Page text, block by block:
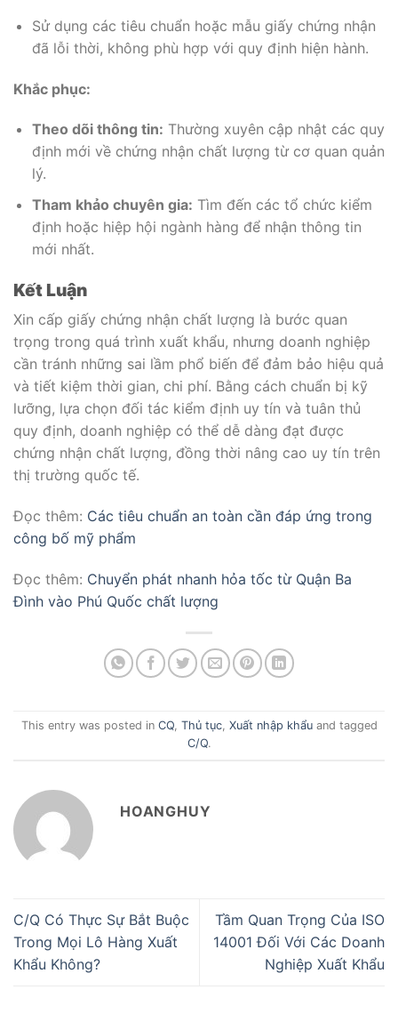
Sử dụng các tiêu chuẩn hoặc mẫu giấy chứng nhận
đã lỗi thời, không phù hợp với quy định hiện hành.
Khắc phục:
Theo dõi thông tin: Thường xuyên cập nhật các quy
định mới về chứng nhận chất lượng từ cơ quan quản
lý.
Tham khảo chuyên gia: Tìm đến các tổ chức kiểm
định hoặc hiệp hội ngành hàng để nhận thông tin
mới nhất.
Kết Luận
Xin cấp giấy chứng nhận chất lượng là bước quan
trọng trong quá trình xuất khẩu, nhưng doanh nghiệp
cần tránh những sai lầm phổ biến để đảm bảo hiệu quả
và tiết kiệm thời gian, chi phí. Bằng cách chuẩn bị kỹ
lưỡng, lựa chọn đối tác kiểm định uy tín và tuân thủ
quy định, doanh nghiệp có thể dễ dàng đạt được
chứng nhận chất lượng, đồng thời nâng cao uy tín trên
thị trường quốc tế.
Đọc thêm: Các tiêu chuẩn an toàn cần đáp ứng trong
công bố mỹ phẩm
Đọc thêm: Chuyển phát nhanh hỏa tốc từ Quận Ba
Đình vào Phú Quốc chất lượng
This entry was posted in CQ, Thủ tục, Xuất nhập khẩuand tagged
C/Q.
HOANGHUY
C/Q Có Thực Sự Bắt Buộc
Trong Mọi Lô Hàng Xuất
Khẩu Không?
Tầm Quan Trọng Của ISO
14001 Đối Với Các Doanh
Nghiệp Xuất Khẩu